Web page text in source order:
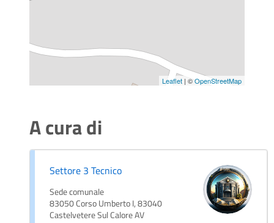
Leaflet | ©OpenStreetMap
A cura di
Settore 3 Tecnico
Sede comunale
83050 Corso Umberto I, 83040
Castelvetere Sul Calore AV